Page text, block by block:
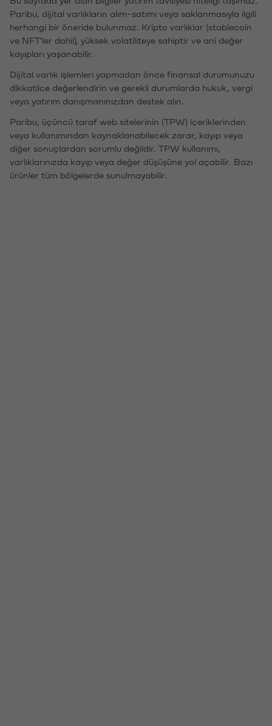
Paribu, dijital varlıkların alım-satımı veya saklanmasıyla ilgili
herhangi bir öneride bulunmaz. Kripto varlıklar (stablecoin
ve NFT'ler dahil), yüksek volatiliteye sahiptir ve ani değer
kayıpları yaşanabilir.
Dijital varlık işlemleri yapmadan önce finansal durumunuzu
dikkatlice değerlendirin ve gerekli durumlarda hukuk, vergi
veya yatırım danışmanınızdan destek alın.
Paribu, üçüncü taraf web sitelerinin (TPW) içeriklerinden
veya kullanımından kaynaklanabilecek zarar, kayıp veya
diğer sonuçlardan sorumlu değildir. TPW kullanımı,
varlıklarınızda kayıp veya değer düşüşüne yol açabilir. Bazı
ürünler tüm bölgelerde sunulmayabilir.